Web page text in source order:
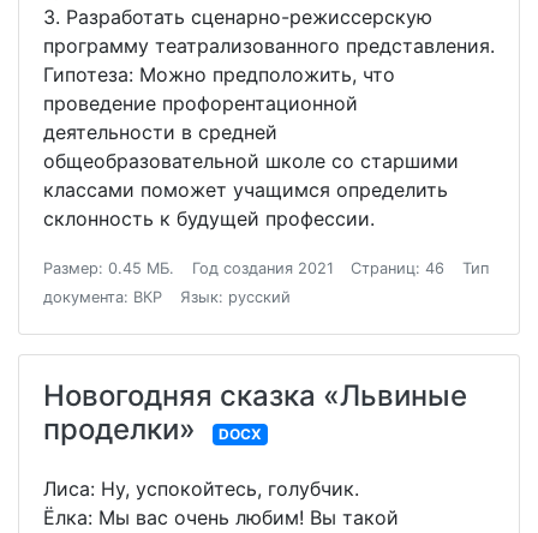
3. Разработать сценарно-режиссерскую
программу театрализованного представления.
Гипотеза: Можно предположить, что
проведение профорентационной
деятельности в средней
общеобразовательной школе со старшими
классами поможет учащимся определить
склонность к будущей профессии.
Размер: 0.45 МБ. Год создания 2021 Страниц: 46
Тип
документа: ВКР
Язык: русский
Новогодняя сказка «Львиные
проделки»
DOCX
Лиса: Ну, успокойтесь, голубчик.
Ёлка: Мы вас очень любим! Вы такой